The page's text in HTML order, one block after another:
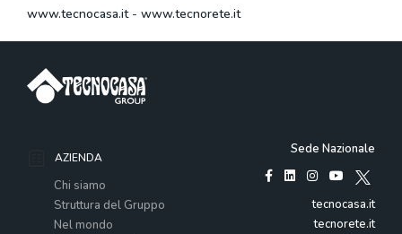
www.tecnocasa.it- www.tecnorete.it
AZIENDA
Chi siamo
Struttura del Gruppo
Nel mondo
Sede Nazionale
tecnocasa.it
tecnorete.it